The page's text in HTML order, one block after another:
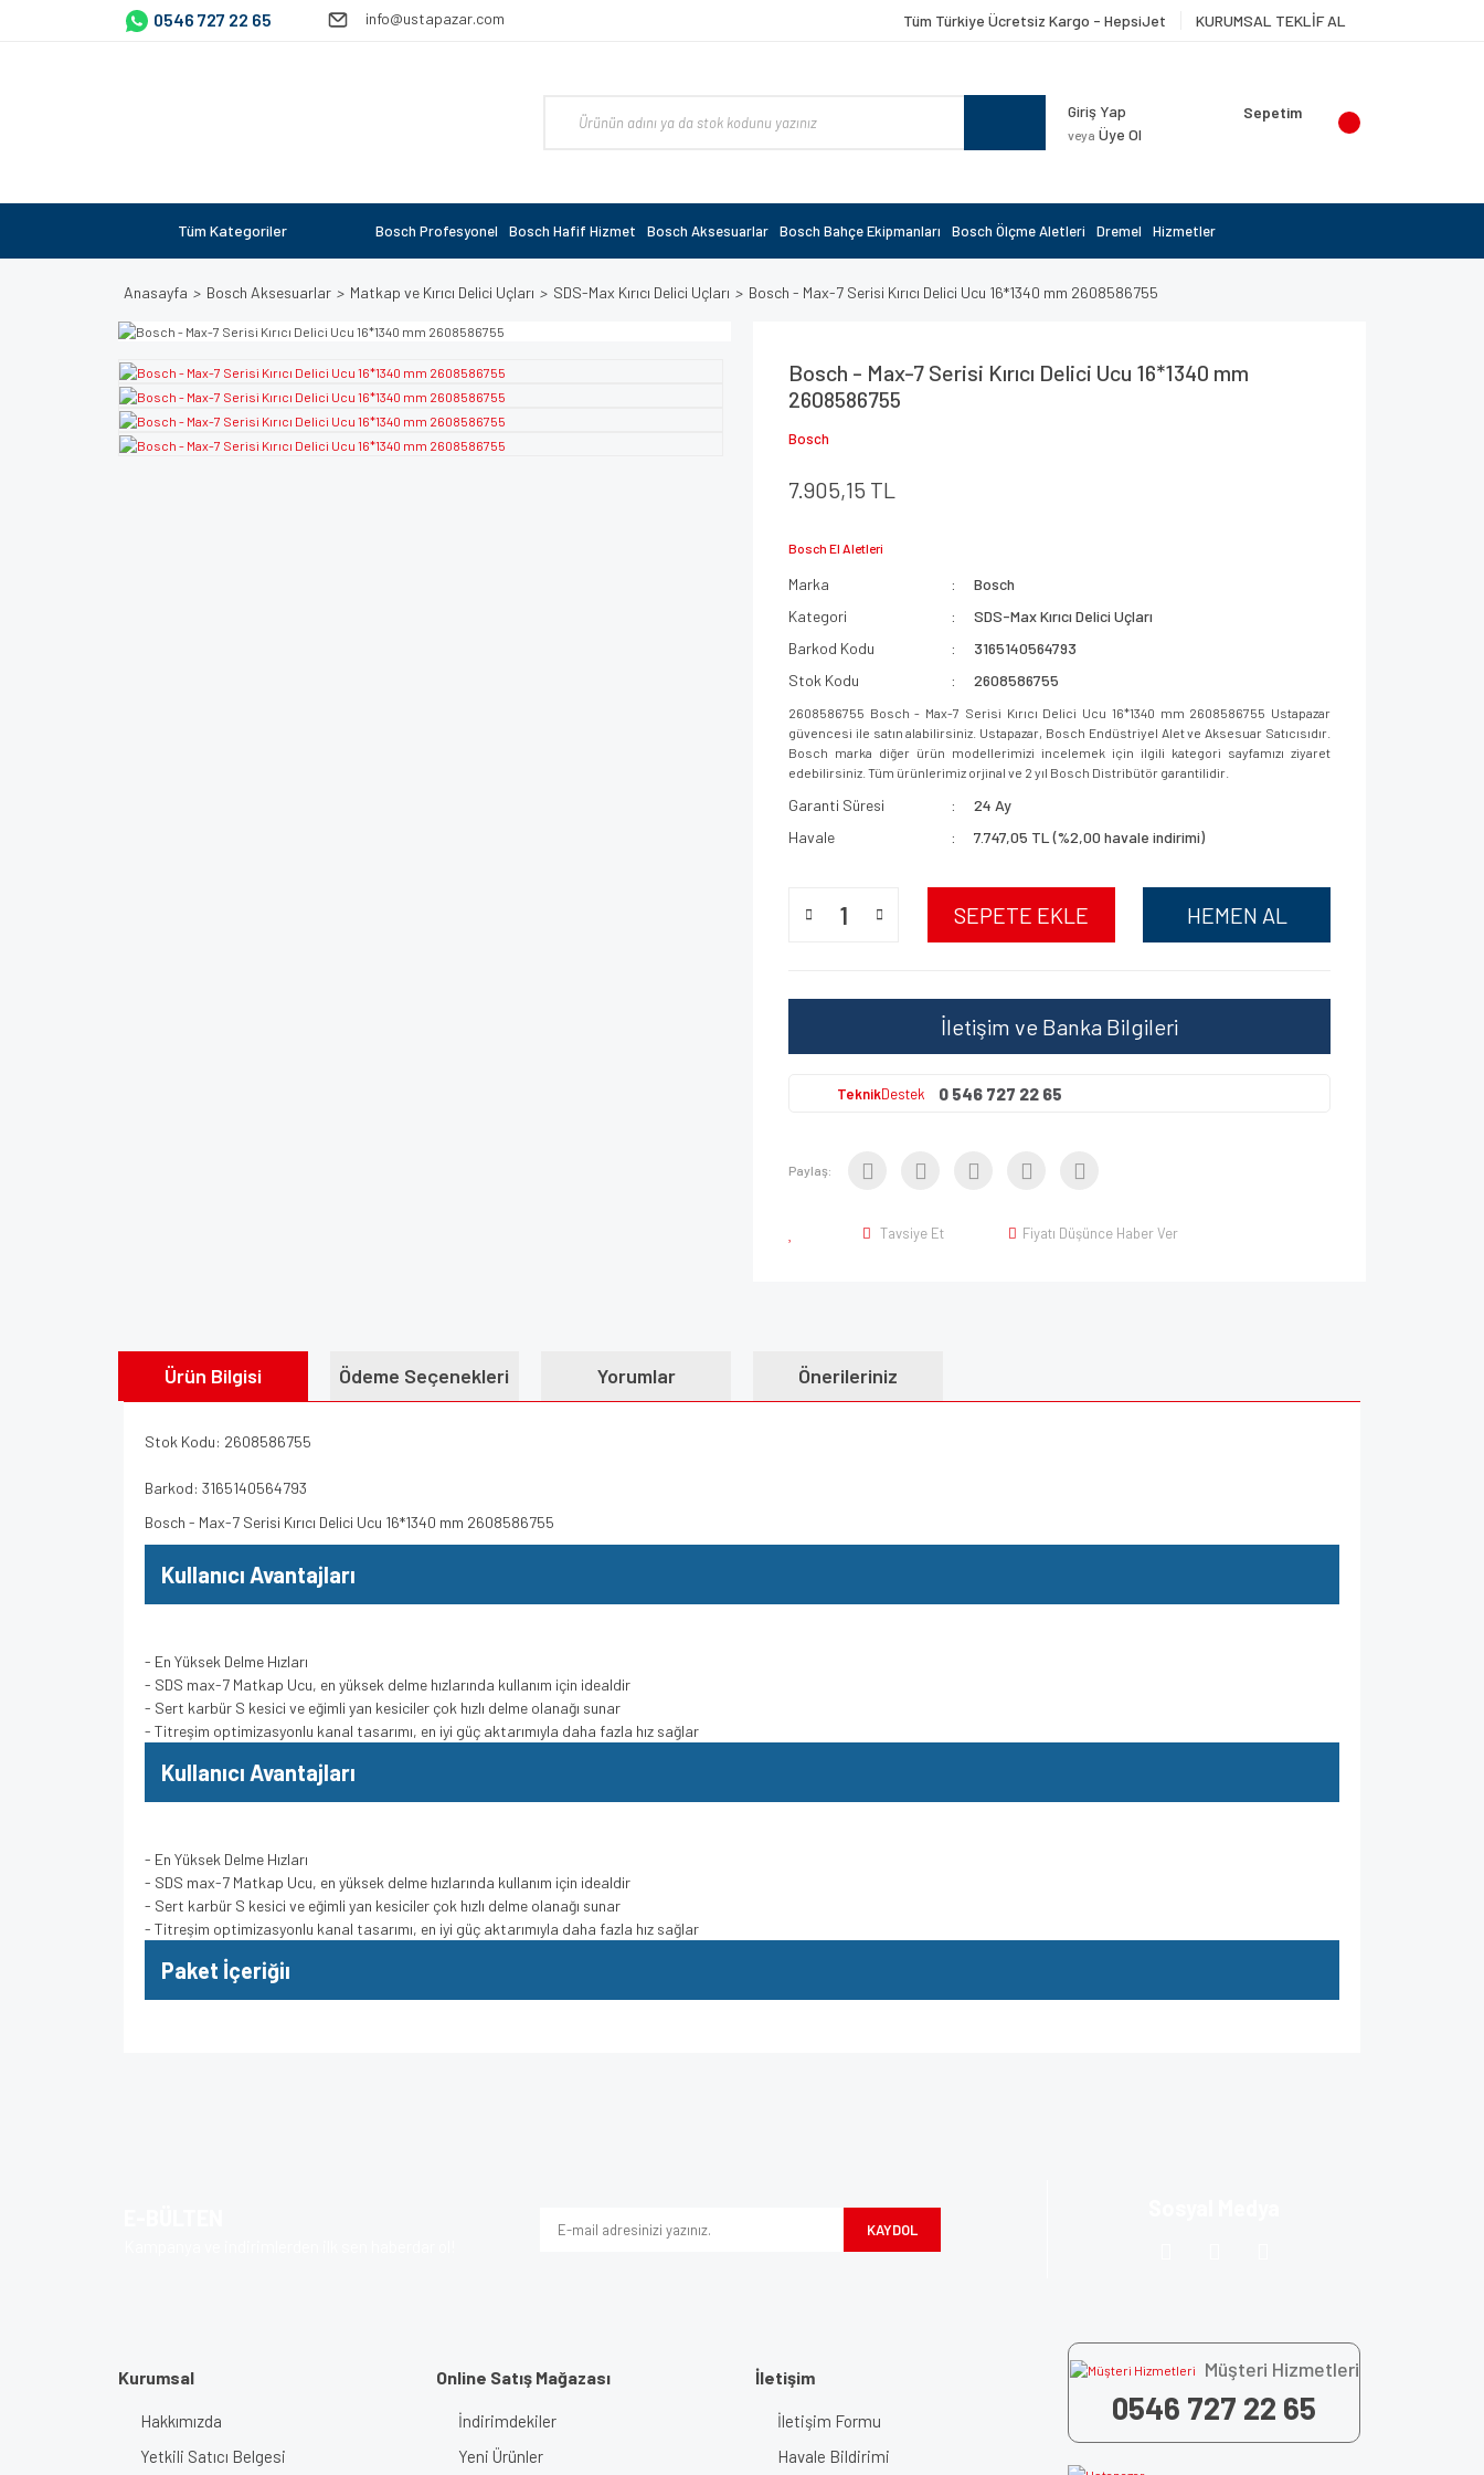
0546 727 22 65 info@ustapazar.com Tüm Türkiye Ücretsiz Kargo - HepsiJet KURUMSAL TEKLİF AL
Giriş Yap
veya Üye Ol
Sepetim
Tüm Kategoriler Bosch Profesyonel Bosch Hafif Hizmet Bosch Aksesuarlar Bosch Bahçe Ekipmanları Bosch Ölçme Aletleri Dremel Hizmetler
Anasayfa Bosch Aksesuarlar Matkap ve Kırıcı Delici Uçları SDS-Max Kırıcı Delici Uçları Bosch - Max-7 Serisi Kırıcı Delici Ucu 16*1340 mm 2608586755
Bosch - Max-7 Serisi Kırıcı Delici Ucu 16*1340 mm
2608586755
Bosch
7.905,15 TL
Bosch El Aletleri
Marka
Bosch
Kategori
SDS-Max Kırıcı Delici Uçları
Barkod Kodu
3165140564793
Stok Kodu
2608586755
2608586755 Bosch - Max-7 Serisi Kırıcı Delici Ucu 16*1340 mm 2608586755 Ustapazar
güvencesi ile satın alabilirsiniz. Ustapazar, Bosch Endüstriyel Alet ve Aksesuar Satıcısıdır.
Bosch marka diğer ürün modellerimizi incelemek için ilgili kategori sayfamızı ziyaret
edebilirsiniz. Tüm ürünlerimiz orjinal ve 2 yıl Bosch Distribütör garantilidir.
Garanti Süresi
24 Ay
Havale
7.747,05 TL (%2,00 havale indirimi)
SEPETE EKLE HEMEN AL
İletişim ve Banka Bilgileri
TeknikDestek 0 546 727 22 65
Paylaş:
Tavsiye Et Fiyatı Düşünce Haber Ver
Ürün Bilgisi Ödeme Seçenekleri Yorumlar Önerileriniz
Stok Kodu: 2608586755
Barkod: 3165140564793
Bosch - Max-7 Serisi Kırıcı Delici Ucu 16*1340 mm 2608586755
Kullanıcı Avantajları
- En Yüksek Delme Hızları
- SDS max-7 Matkap Ucu, en yüksek delme hızlarında kullanım için idealdir
- Sert karbür S kesici ve eğimli yan kesiciler çok hızlı delme olanağı sunar
- Titreşim optimizasyonlu kanal tasarımı, en iyi güç aktarımıyla daha fazla hız sağlar
Kullanıcı Avantajları
- En Yüksek Delme Hızları
- SDS max-7 Matkap Ucu, en yüksek delme hızlarında kullanım için idealdir
- Sert karbür S kesici ve eğimli yan kesiciler çok hızlı delme olanağı sunar
- Titreşim optimizasyonlu kanal tasarımı, en iyi güç aktarımıyla daha fazla hız sağlar
Paket İçeriğiı
KAYDOL
Kurumsal
Hakkımızda
Yetkili Satıcı Belgesi
Online Satış Mağazası
İndirimdekiler
Yeni Ürünler
İletişim
İletişim Formu
Havale Bildirimi
Müşteri Hizmetleri
0546 727 22 65